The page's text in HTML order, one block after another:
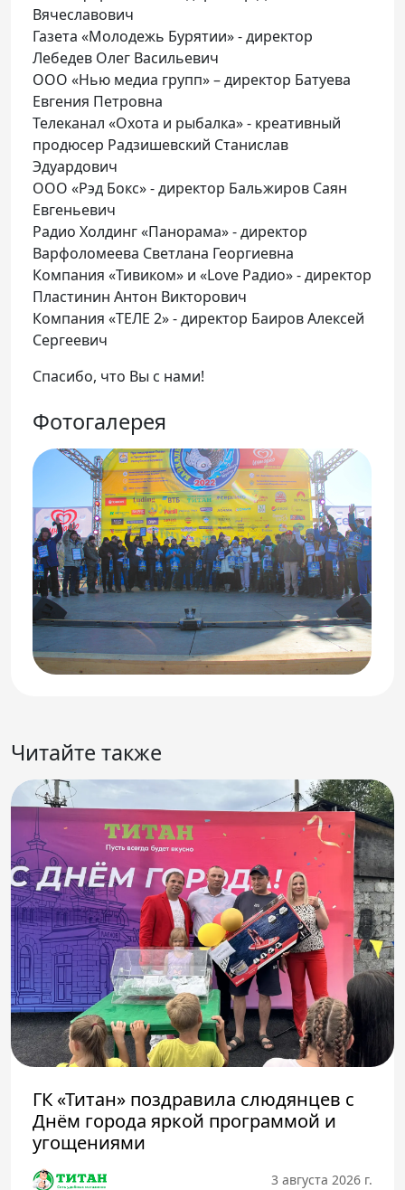
Вячеславович
Газета «Молодежь Бурятии» - директор
Лебедев Олег Васильевич
ООО «Нью медиа групп» – директор Батуева
Евгения Петровна
Телеканал «Охота и рыбалка» - креативный
продюсер Радзишевский Станислав
Эдуардович
ООО «Рэд Бокс» - директор Бальжиров Саян
Евгеньевич
Радио Холдинг «Панорама» - директор
Варфоломеева Светлана Георгиевна
Компания «Тивиком» и «Love Радио» - директор
Пластинин Антон Викторович
Компания «ТЕЛЕ 2» - директор Баиров Алексей
Сергеевич
Спасибо, что Вы с нами!
Фотогалерея
Читайте также
ГК «Титан» поздравила слюдянцев с
Днём города яркой программой и
угощениями
3 августа 2026 г.